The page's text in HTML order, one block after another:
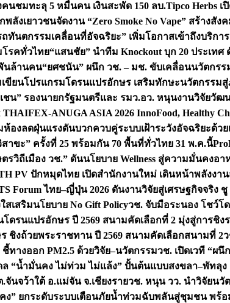
นชมทะลุ 5 หมื่นคน เงินสะพัด 150 ลบ.Tipco Herbs
ลังเยาวชนจัดงาน “Zero Smoke No Vape” สร้างสั
ทันตกรรมเคลื่อนที่อัจฉริยะ” เพิ่มโอกาสเข้าถึงบริกา
โรคทั่วไทย“แสนชัย” นำทีม Knockout บุก 20 ประเทศ
พันล้านคน“ยศชนัน” ผนึก วช. – มช. ขับเคลื่อนนวัตกร
ขียนโปรแกรมโดรนแปรอักษร เสริมทักษะนวัตกรรม
เชน” รองนายกรัฐมนตรีและ รมว.อว. หนุนงานวิจัย
ANUGA ASIA 2026 InnoFood, Healthy
องลดฝุ่นแรงดันบวกควบคู่ระบบเฝ้าระวังอัจฉริยะด้ว
สาขะ” ครั้งที่ 25 พร้อมกัน 70 พื้นที่ทั่วไทย 31 พ.ค.นี้
รวิถีเมือง วช.” ดันนโยบาย Wellness สู่ความมั่นคงอา
PV ปักหมุดไทย เปิดสำนักงานใหม่ เดินหน้าพลังงา
Forum ไทย–ญี่ปุ่น 2026 ดันงานวิจัยสู่เศรษฐกิจจริง
สเสริมนโยบาย No Gift Policyวช. จับมือระนอง โชว์โ
ดรนแปรอักษร ปี 2569 สนามคัดเลือกที่ 2 มุ่งสู่การชิ
ชิงถ้วยพระราชทาน ปี 2569 สนามคัดเลือกสนามที่ 2
ทางออก PM2.5 ด้วยวิจัย–นวัตกรรมวช. เปิดเวที “ผ
“น้ำมั่นคง ไม่ท่วม ไม่แล้ง” ปั้นต้นแบบสงขลา–พัทลุง
นจว้าใต้ อ.แม่จัน จ.เชียงรายวช. หนุน วว. นำวิจัยนวั
ง” ยกระดับระบบเตือนภัยน้ำท่วมฉับพลันสู่ชุมชน พร้